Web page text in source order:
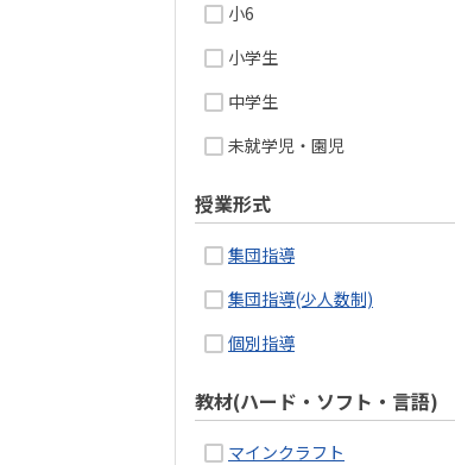
小6
小学生
中学生
未就学児・園児
授業形式
集団指導
集団指導(少人数制)
個別指導
教材(ハード・ソフト・言語)
マインクラフト